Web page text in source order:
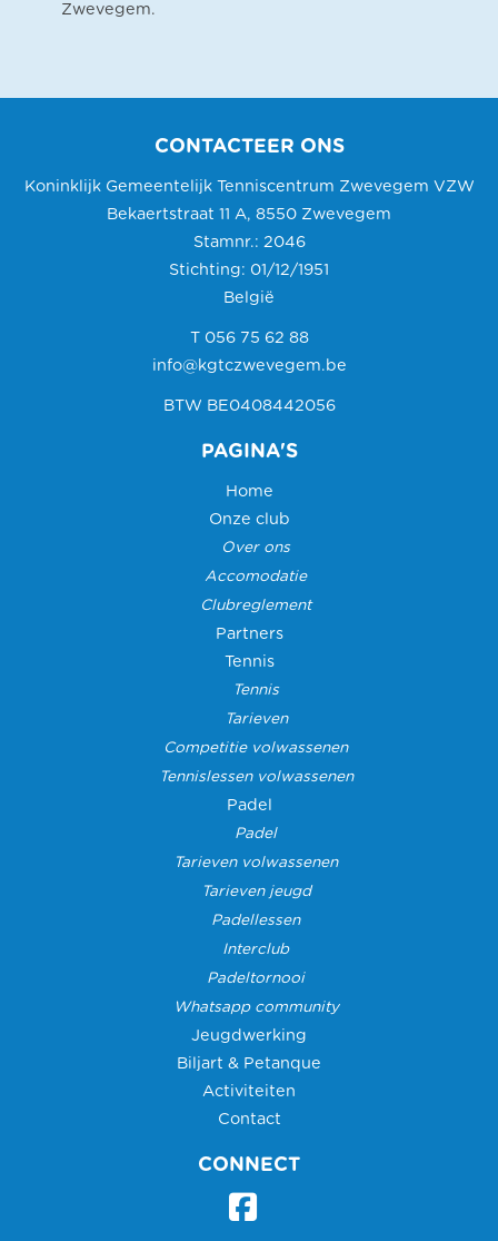
Zwevegem.
CONTACTEER ONS
Koninklijk Gemeentelijk Tenniscentrum Zwevegem VZW
Bekaertstraat 11 A, 8550 Zwevegem
Stamnr.: 2046
Stichting: 01/12/1951
België
T 056 75 62 88
info@kgtczwevegem.be
BTW BE0408442056
PAGINA'S
Home
Onze club
Over ons
Accomodatie
Clubreglement
Partners
Tennis
Tennis
Tarieven
Competitie volwassenen
Tennislessen volwassenen
Padel
Padel
Tarieven volwassenen
Tarieven jeugd
Padellessen
Interclub
Padeltornooi
Whatsapp community
Jeugdwerking
Biljart & Petanque
Activiteiten
Contact
CONNECT